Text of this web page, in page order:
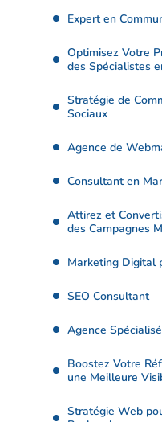
Expert en
Optimisez Votre
des Spécialistes
Stratégie de
Sociaux
Agence de
Consultant en
Attirez et
des Campagnes
Marketing Digital
SEO Consultant
Agence
Boostez Votre
une Meilleure
Stratégie Web